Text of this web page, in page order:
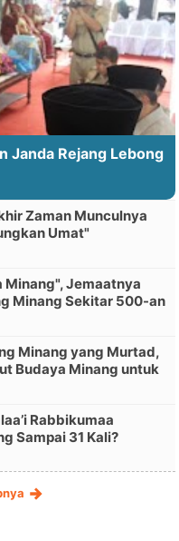
Janda Rejang Lebong
Zaman Munculnya
Umat"
Minang", Jemaatnya
Minang Sekitar 500-an
Minang yang Murtad,
Budaya Minang untuk
Rabbikumaa
Sampai 31 Kali?